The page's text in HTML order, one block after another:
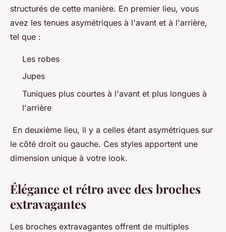
structurés de cette manière. En premier lieu, vous
avez les tenues asymétriques à l'avant et à l'arrière,
tel que :
Les robes
Jupes
Tuniques plus courtes à l'avant et plus longues à
l'arrière
En deuxième lieu, il y a celles étant asymétriques sur
le côté droit ou gauche. Ces styles apportent une
dimension unique à votre look.
Élégance et rétro avec des broches
extravagantes
Les broches extravagantes offrent de multiples